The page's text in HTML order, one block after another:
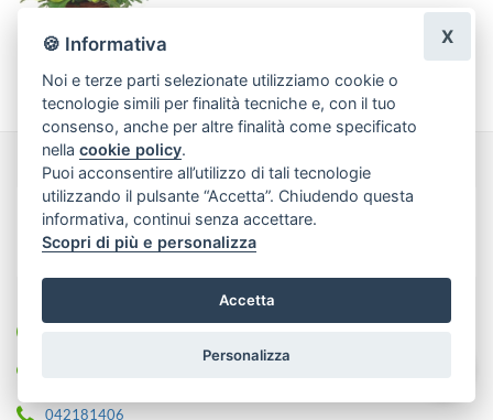
042181406
🍪 Informativa
Noi e terze parti selezionate utilizziamo cookie o
tecnologie simili per finalità tecniche e, con il tuo
consenso, anche per altre finalità come specificato
nellacookie policy.
Puoi acconsentire all’utilizzo di tali tecnologie
utilizzando il pulsante “Accetta”. Chiudendo questa
informativa, continui senza accettare.
Scopri di più e personalizza
Accetta
Personalizza
X